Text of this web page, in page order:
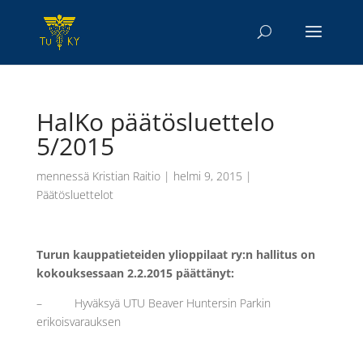
HalKo päätösluettelo
5/2015
mennessä Kristian Raitio| helmi 9, 2015 |
Päätösluettelot
Turun kauppatieteiden ylioppilaat ry:n hallitus on
kokouksessaan 2.2.2015 päättänyt:
– Hyväksyä UTU Beaver Huntersin Parkin
erikoisvarauksen